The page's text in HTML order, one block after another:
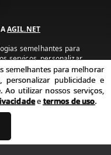
AGIL.NET
semelhantes para
serviços, personalizar
seu interesse. Ao utilizar
política de privacidade e
de uso
semelhantes para melhorar
personalizar publicidade e
Ao utilizar nossos serviços,
etermos de uso.